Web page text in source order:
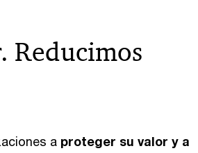
Reducimos
a proteger su valor y a